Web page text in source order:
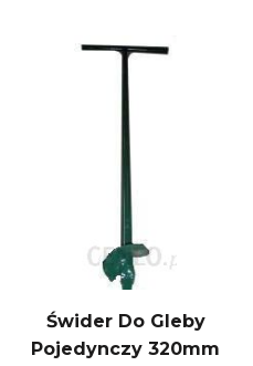
Świder Do Gleby
Pojedynczy 320mm